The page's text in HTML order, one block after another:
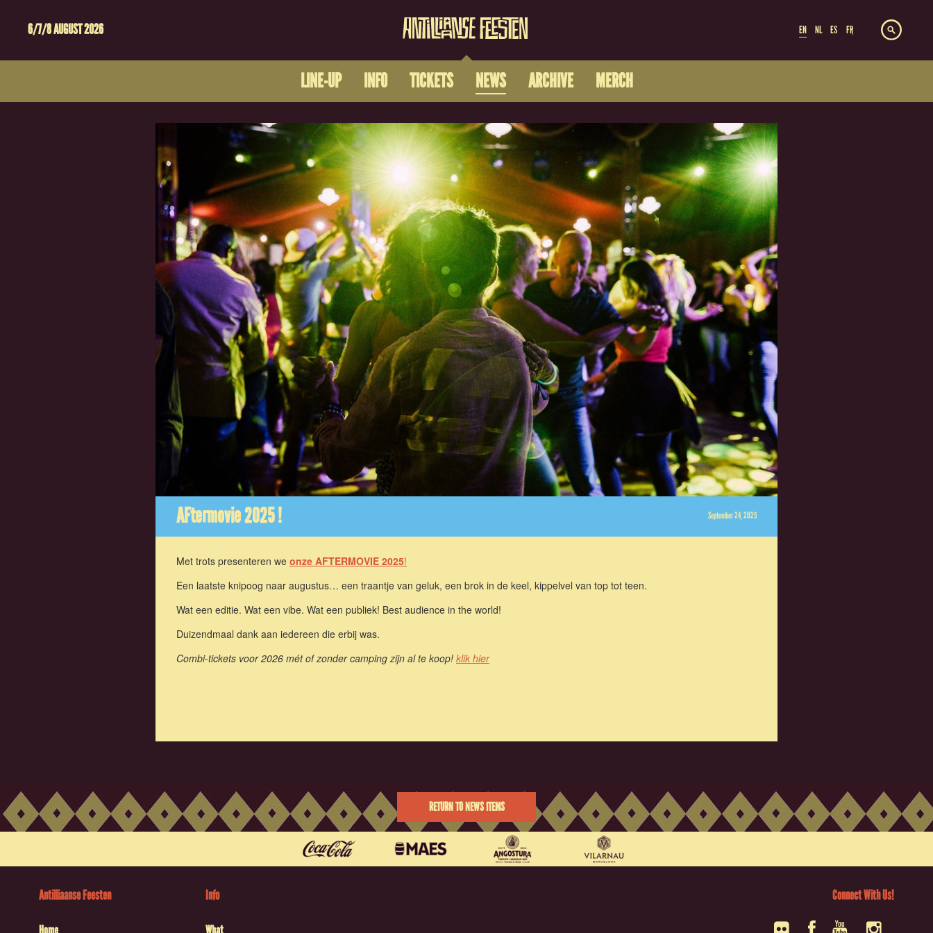
6/7/8 AUGUST 2026 EN NL ES FR
LINE-UP INFO TICKETS NEWS ARCHIVE MERCH
AFtermovie 2025 ! September 24, 2025
Met trots presenteren we onze AFTERMOVIE 2025!
Een laatste knipoog naar augustus… een traantje van geluk, een brok in de keel, kippelvel van top tot teen.
Wat een editie. Wat een vibe. Wat een publiek! Best audience in the world!
Duizendmaal dank aan iedereen die erbij was.
Combi-tickets voor 2026 mét of zonder camping zijn al te koop! klik hier
RETURN TO NEWS ITEMS
Antilliaanse Feesten Info Connect With Us!